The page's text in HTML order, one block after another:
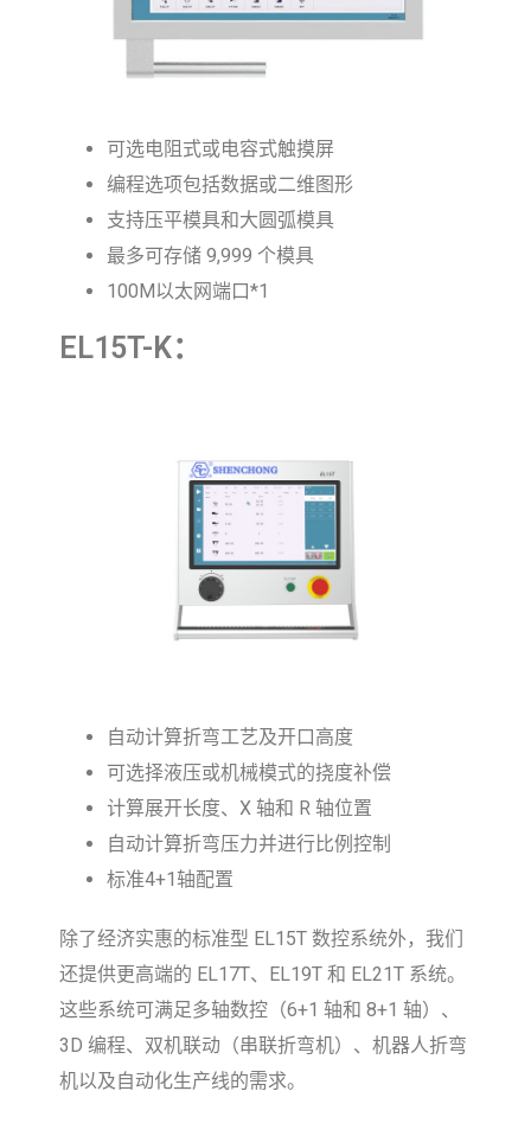
可选电阻式或电容式触摸屏
编程选项包括数据或二维图形
支持压平模具和大圆弧模具
最多可存储 9,999 个模具
100M以太网端口*1
EL15T-K：
自动计算折弯工艺及开口高度
可选择液压或机械模式的挠度补偿
计算展开长度、X 轴和 R 轴位置
自动计算折弯压力并进行比例控制
标准4+1轴配置
除了经济实惠的标准型 EL15T 数控系统外，我们
还提供更高端的 EL17T、EL19T 和 EL21T 系统。
这些系统可满足多轴数控（6+1 轴和 8+1 轴）、
3D 编程、双机联动（串联折弯机）、机器人折弯
机以及自动化生产线的需求。